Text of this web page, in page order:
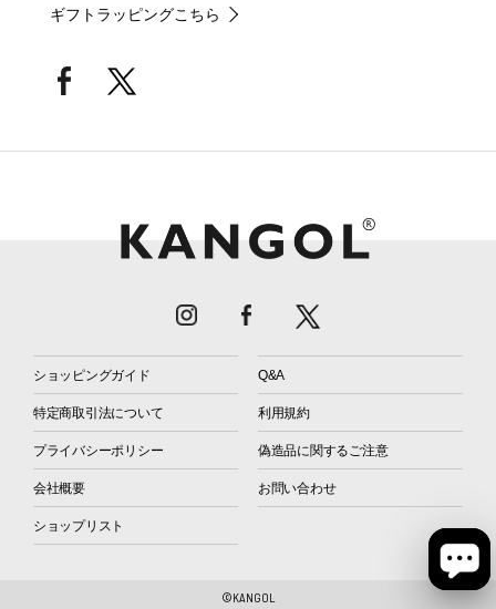
ギフトラッピングこちら
ショッピングガイド Q&A
特定商取引法について 利用規約
プライバシーポリシー 偽造品に関するご注意
会社概要 お問い合わせ
ショップリスト
©KANGOL